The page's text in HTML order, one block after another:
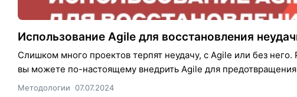
Использование Agile для восстановления
Слишком много проектов терпят неудачу, с Agile или без
вы можете по-настоящему внедрить Agile для
Методологии 07.07.2024